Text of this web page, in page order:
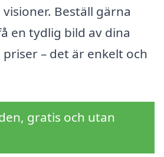
Beställ gärna
en tydlig bild av dina
– det är enkelt och
gratis och utan